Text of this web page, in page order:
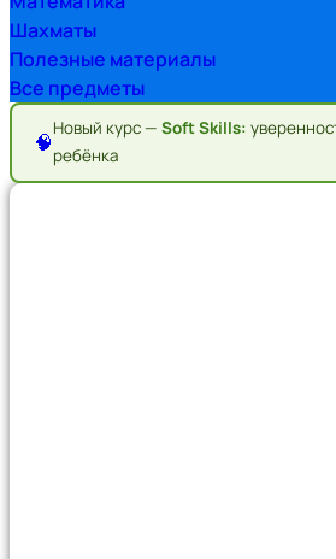
Шахматы
Полезные материалы
Все предметы
🧠
Новый курс — Soft Skills:
ребёнка